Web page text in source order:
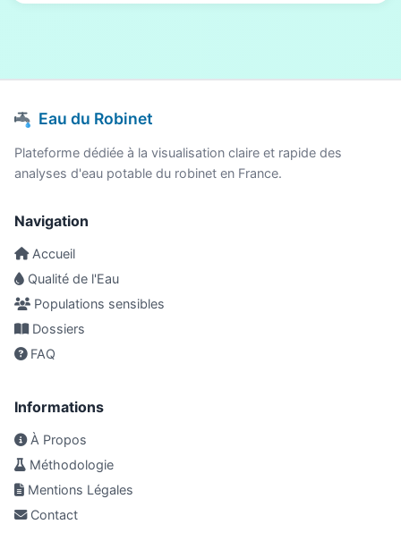
Eau du Robinet
Plateforme dédiée à la visualisation claire et rapide des
analyses d'eau potable du robinet en France.
Navigation
Accueil
Qualité de l'Eau
Populations sensibles
Dossiers
FAQ
Informations
À Propos
Méthodologie
Mentions Légales
Contact